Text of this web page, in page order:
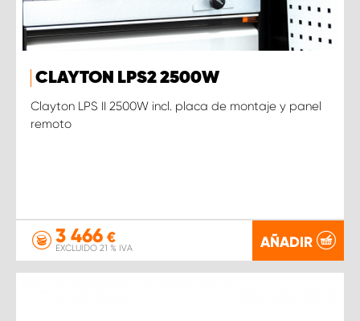
CLAYTON LPS2 2500W
Clayton LPS II 2500W incl. placa de montaje y panel
remoto
3 466 €
EXCLUIDO 21 % IVA AÑADIR